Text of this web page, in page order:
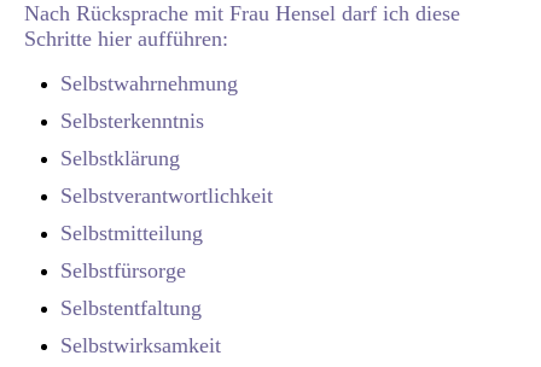
Nach Rücksprache mit Frau Hensel darf ich diese
Schritte hier aufführen:
Selbstwahrnehmung
Selbsterkenntnis
Selbstklärung
Selbstverantwortlichkeit
Selbstmitteilung
Selbstfürsorge
Selbstentfaltung
Selbstwirksamkeit